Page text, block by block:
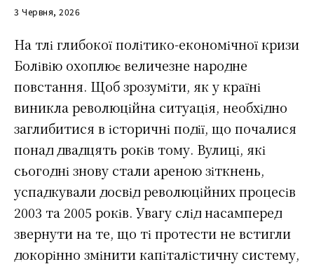
3 Червня, 2026
На тлі глибокої політико-економічної кризи
Болівію охоплює величезне народне
повстання. Щоб зрозуміти, як у країні
виникла революційна ситуація, необхідно
заглибитися в історичні події, що почалися
понад двадцять років тому. Вулиці, які
сьогодні знову стали ареною зіткнень,
успадкували досвід революційних процесів
2003 та 2005 років. Увагу слід насамперед
звернути на те, що ті протести не встигли
докорінно змінити капіталістичну систему,